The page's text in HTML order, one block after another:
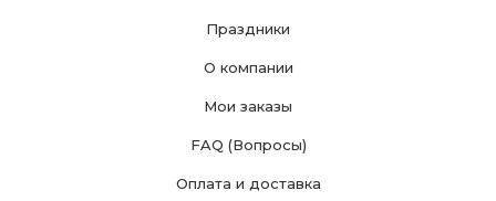
Праздники
О компании
Мои заказы
FAQ (Вопросы)
Оплата и доставка